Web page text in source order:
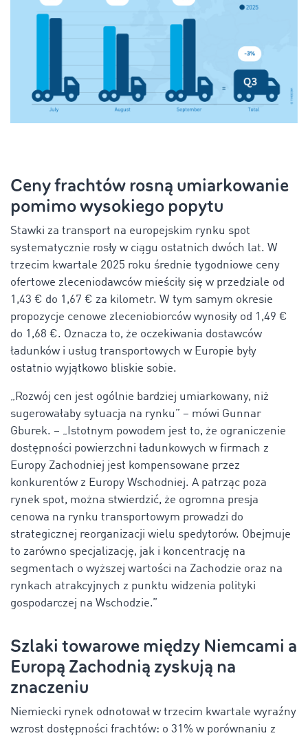
Ceny frachtów rosną umiarkowanie
pomimo wysokiego popytu
Stawki za transport na europejskim rynku spot
systematycznie rosły w ciągu ostatnich dwóch lat. W
trzecim kwartale 2025 roku średnie tygodniowe ceny
ofertowe zleceniodawców mieściły się w przedziale od
1,43 € do 1,67 € za kilometr. W tym samym okresie
propozycje cenowe zleceniobiorców wynosiły od 1,49 €
do 1,68 €. Oznacza to, że oczekiwania dostawców
ładunków i usług transportowych w Europie były
ostatnio wyjątkowo bliskie sobie.
„Rozwój cen jest ogólnie bardziej umiarkowany, niż
sugerowałaby sytuacja na rynku” – mówi Gunnar
Gburek. – „Istotnym powodem jest to, że ograniczenie
dostępności powierzchni ładunkowych w firmach z
Europy Zachodniej jest kompensowane przez
konkurentów z Europy Wschodniej. A patrząc poza
rynek spot, można stwierdzić, że ogromna presja
cenowa na rynku transportowym prowadzi do
strategicznej reorganizacji wielu spedytorów. Obejmuje
to zarówno specjalizację, jak i koncentrację na
segmentach o wyższej wartości na Zachodzie oraz na
rynkach atrakcyjnych z punktu widzenia polityki
gospodarczej na Wschodzie.”
Szlaki towarowe między Niemcami a
Europą Zachodnią zyskują na
znaczeniu
Niemiecki rynek odnotował w trzecim kwartale wyraźny
wzrost dostępności frachtów: o 31% w porównaniu z